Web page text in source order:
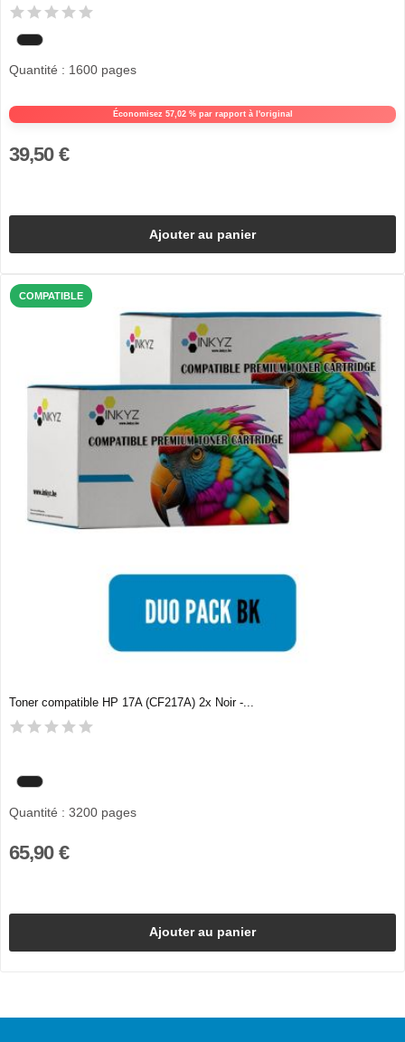
Économisez 57,02 % par rapport à l'original
Quantité : 1600 pages
39,50 €
Ajouter au panier
COMPATIBLE
Toner compatible HP 17A (CF217A) 2x Noir -...
Quantité : 3200 pages
65,90 €
Ajouter au panier